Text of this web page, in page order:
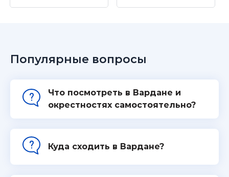
Популярные вопросы
Что посмотреть в Вардане и
окрестностях самостоятельно?
Куда сходить в Вардане?